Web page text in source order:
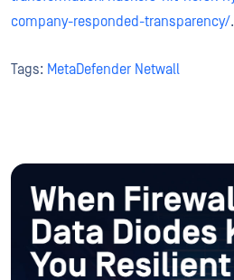
company-responded-transparency/.
Tags: MetaDefender Netwall